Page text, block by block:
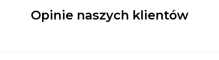
Opinie naszych klientów